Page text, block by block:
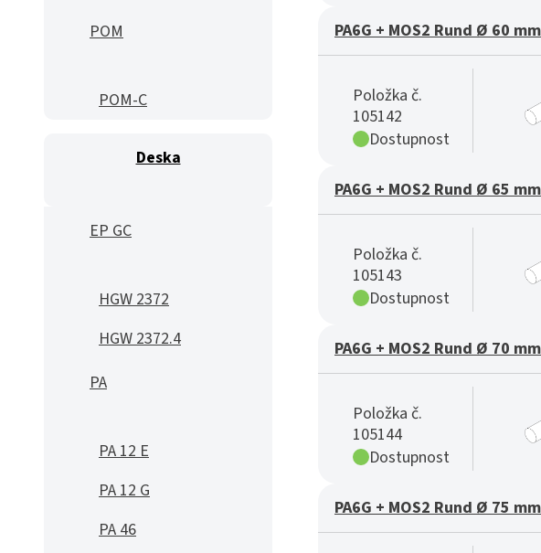
POM
POM-C
Deska
EP GC
HGW 2372
HGW 2372.4
PA
PA 12 E
PA 12 G
PA 46
PA6G + MOS2 Rund Ø 60
Položka č.
105142
Dostupnost
PA6G + MOS2 Rund Ø 65
Položka č.
105143
Dostupnost
PA6G + MOS2 Rund Ø 70
Položka č.
105144
Dostupnost
PA6G + MOS2 Rund Ø 75